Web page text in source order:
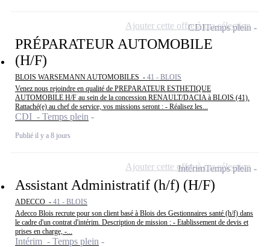
PRÉPARATEUR AUTOMOBILE
(H/F)
BLOIS WARSEMANN AUTOMOBILES - 41 - BLOIS
Venez nous rejoindre en qualité de PREPARATEUR ESTHETIQUE
AUTOMOBILE H/F au sein de la concession RENAULT/DACIA à BLOIS (41).
Rattaché(e) au chef de service, vos missions seront : - Réalisez les...
CDI - Temps plein
Publié il y a 8 jours
CDITemps plein
Ajouter cette offre à ma sélection
Assistant Administratif (h/f) (H/F)
ADECCO - 41 - BLOIS
Adecco Blois recrute pour son client basé à Blois des Gestionnaires santé (h/f) dans
le cadre d'un contrat d'intérim. Description de mission : - Etablissement de devis et
prises en charge, -...
Intérim - Temps plein
IntérimTemps plein
Ajouter cette offre à ma sélection